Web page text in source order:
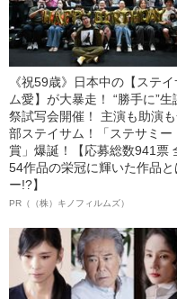
《祝59歳》日本中の【ステ
ム愛】が大暴走！ “勝手に”生
祭試写会開催！ 主演も助演
部ステイサム！「ステサミー
賞」爆誕！【応募総数941票
54作品の栄冠に輝いた作品と
ー!?】
PR（（株）キノフィルムズ）